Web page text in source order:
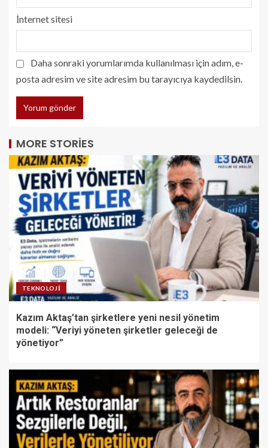
İnternet sitesi
Daha sonraki yorumlarımda kullanılması için adım, e-
posta adresim ve site adresim bu tarayıcıya kaydedilsin.
MORE STORIES
TEKNOLOJI
Kazım Aktaş’tan şirketlere yeni nesil yönetim
modeli: “Veriyi yöneten şirketler geleceği de
yönetiyor”